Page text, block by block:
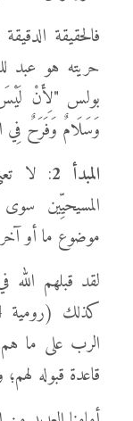
فالحقيقة
حريته هو عبد
بولس "لِأَنْ
وَسَلَامٌ وَفَرَحٌ فِي
المبدأ 2
: لا
المسيحيِّين
موضوع ما أو
لقد قبلهم الله
الرب على ما
قاعدة قبوله